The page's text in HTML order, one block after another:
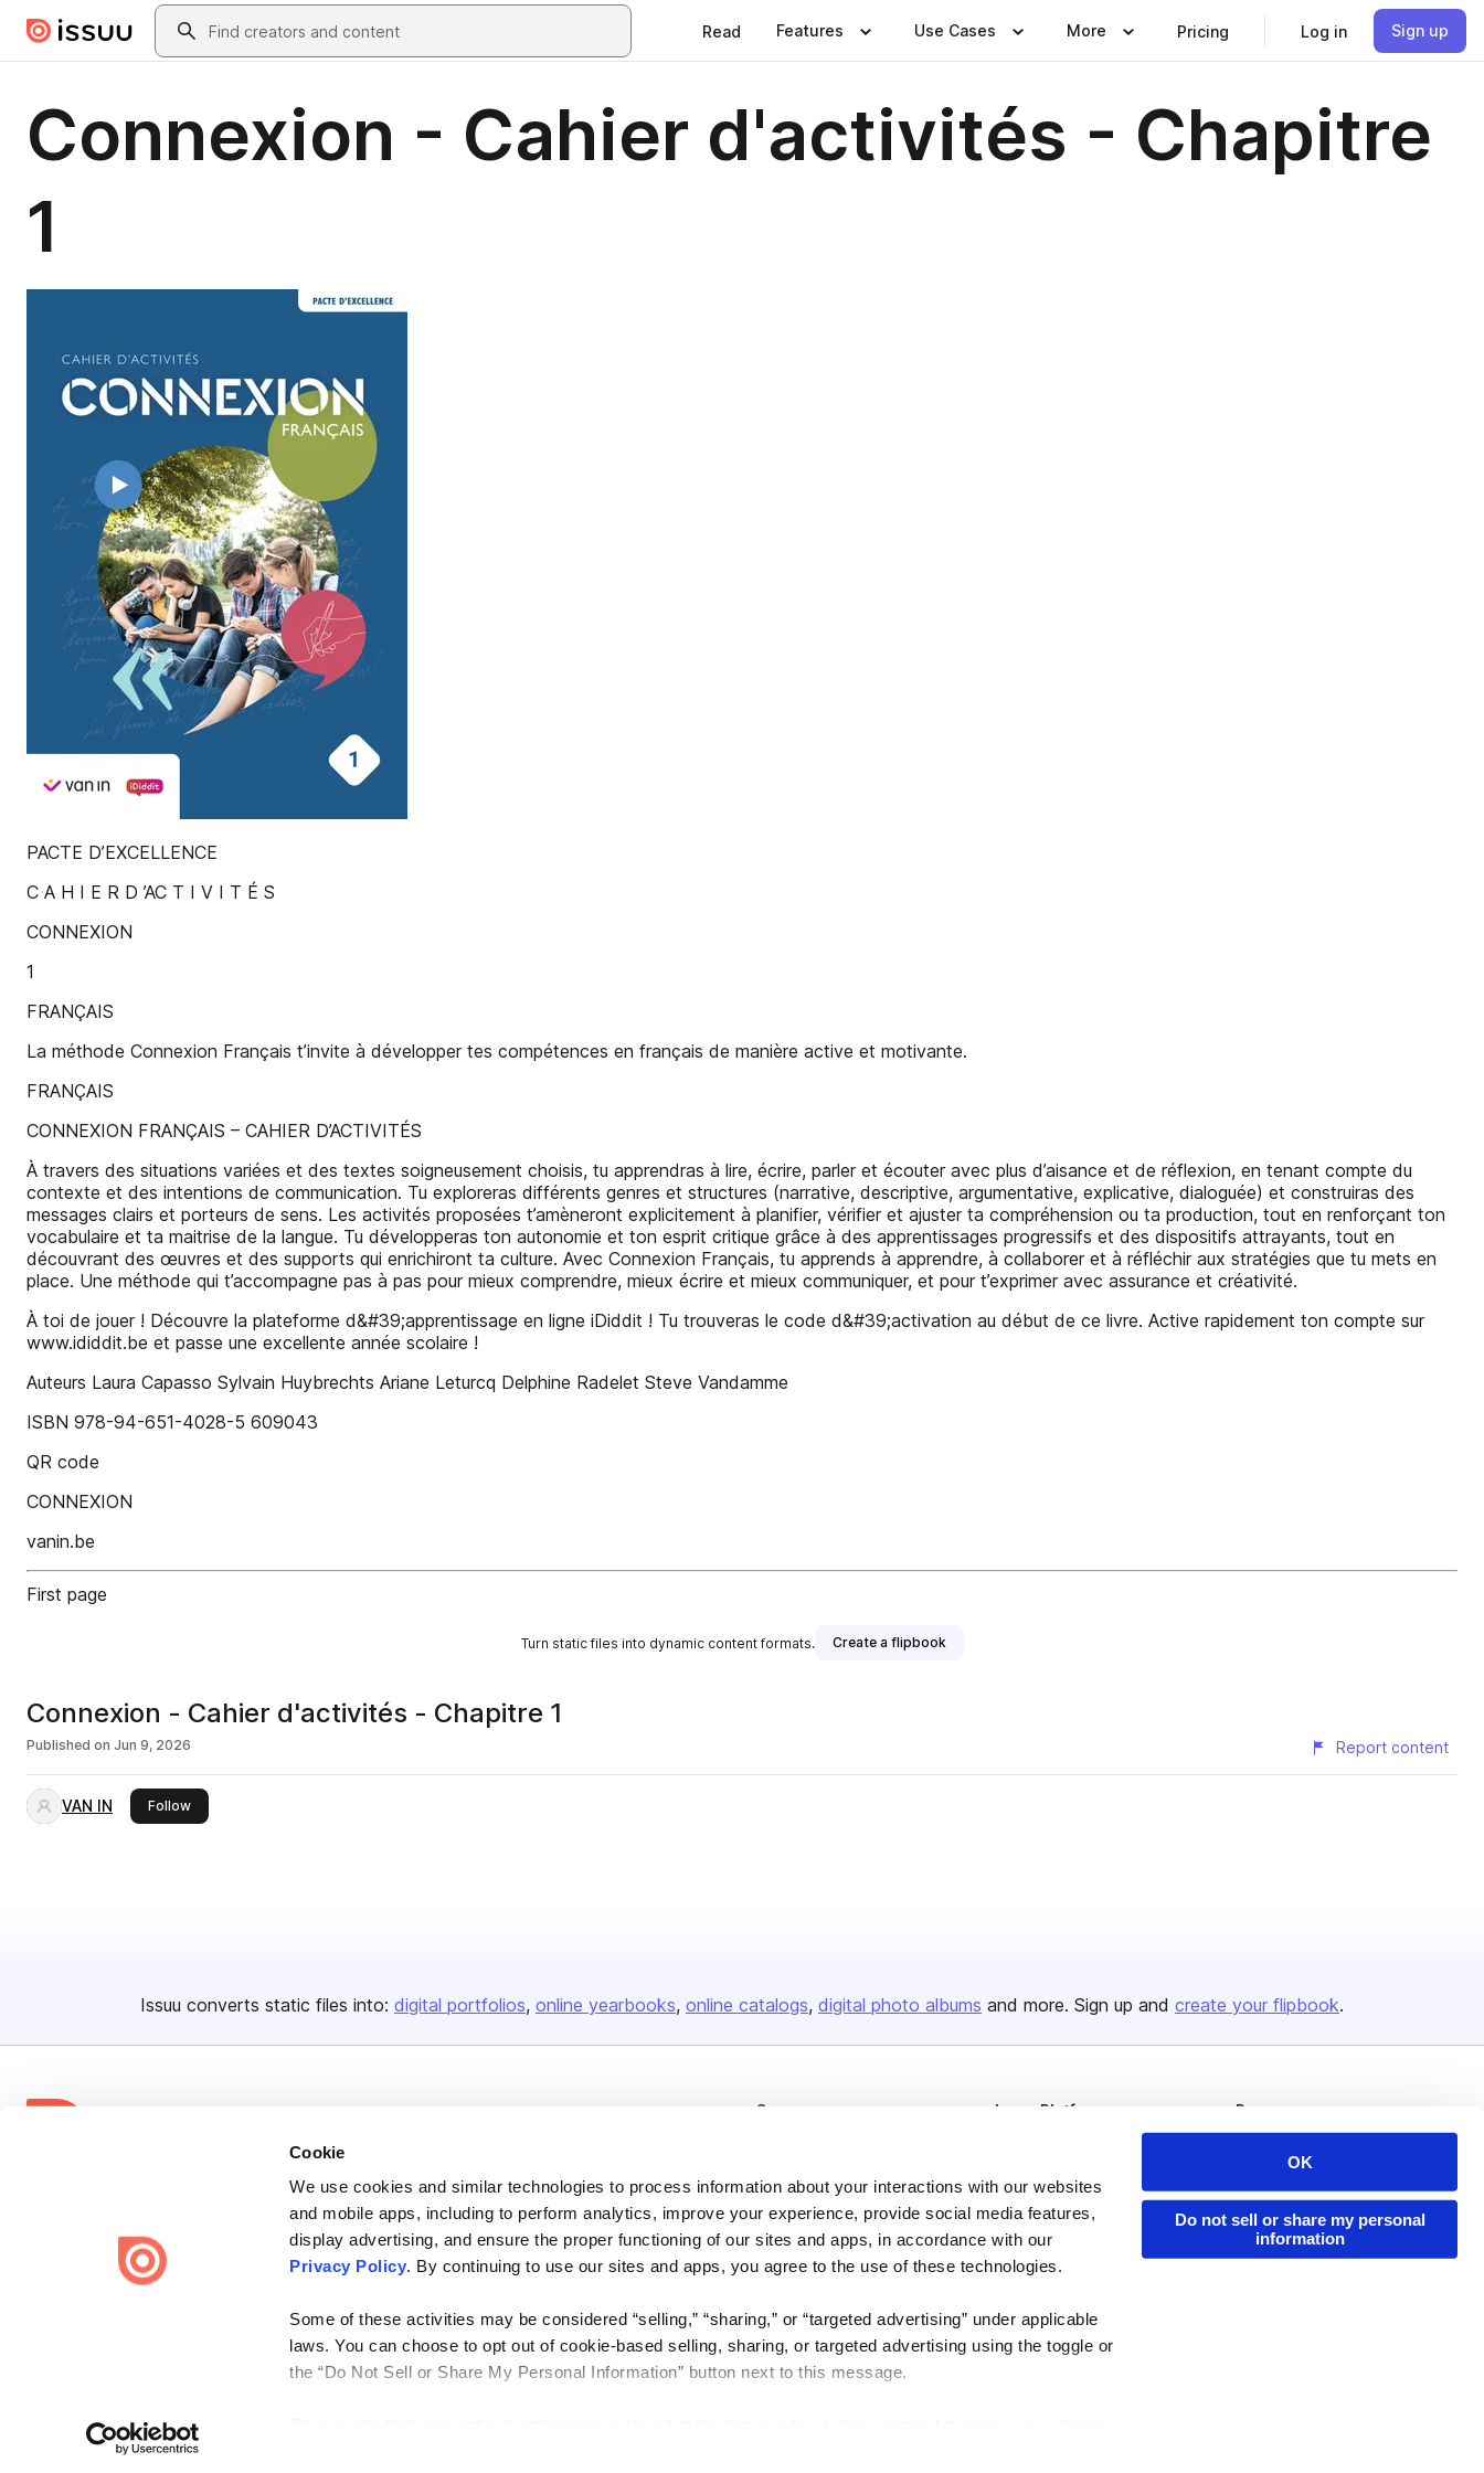
Cookie
We use cookies and similar technologies to process information about your interactions with our websites
and mobile apps, including to perform analytics, improve your experience, provide social media features,
display advertising, and ensure the proper functioning of our sites and apps, in accordance with our
Privacy Policy. By continuing to use our sites and apps, you agree to the use of these technologies.
Some of these activities may be considered “selling,” “sharing,” or “targeted advertising” under applicable
laws. You can choose to opt out of cookie-based selling, sharing, or targeted advertising using the toggle or
the “Do Not Sell or Share My Personal Information” button next to this message.
OK
Do not sell or share my personal
information
Skip to main contentSearch
Read Features Use Cases More Pricing Log in Sign up
Connexion - Cahier d'activités - Chapitre
1
PACTE D’EXCELLENCE
C A H I E R D ’AC T I V I T É S
CONNEXION
1
FRANÇAIS
La méthode Connexion Français t’invite à développer tes compétences en français de manière active et motivante.
FRANÇAIS
CONNEXION FRANÇAIS – CAHIER D’ACTIVITÉS
À travers des situations variées et des textes soigneusement choisis, tu apprendras à lire, écrire, parler et écouter avec plus d’aisance et de réflexion, en tenant compte du
contexte et des intentions de communication. Tu exploreras différents genres et structures (narrative, descriptive, argumentative, explicative, dialoguée) et construiras des
messages clairs et porteurs de sens. Les activités proposées t’amèneront explicitement à planifier, vérifier et ajuster ta compréhension ou ta production, tout en renforçant ton
vocabulaire et ta maitrise de la langue. Tu développeras ton autonomie et ton esprit critique grâce à des apprentissages progressifs et des dispositifs attrayants, tout en
découvrant des œuvres et des supports qui enrichiront ta culture. Avec Connexion Français, tu apprends à apprendre, à collaborer et à réfléchir aux stratégies que tu mets en
place. Une méthode qui t’accompagne pas à pas pour mieux comprendre, mieux écrire et mieux communiquer, et pour t’exprimer avec assurance et créativité.
À toi de jouer ! Découvre la plateforme d&#39;apprentissage en ligne iDiddit ! Tu trouveras le code d&#39;activation au début de ce livre. Active rapidement ton compte sur
www.ididdit.be et passe une excellente année scolaire !
Auteurs Laura Capasso Sylvain Huybrechts Ariane Leturcq Delphine Radelet Steve Vandamme
ISBN 978-94-651-4028-5 609043
QR code
CONNEXION
vanin.be
First page
Turn static files into dynamic content formats. Create a flipbook
Connexion - Cahier d'activités - Chapitre 1
Published on Jun 9, 2026 Report content
VAN IN Followthis publisher
Issuu converts static files into: digital portfolios online yearbooks online catalogs digital photo albums and more. Sign up and create your flipbook.
share everywhere.
Issuu turns PDFs and other files into interactive flipbooks and
engaging content for every channel.
Company
Careers
Plans & Pricing
Issuu Platform
Features
Flipbook
Industries
Resources
Redeem Code
Privacy Law Enforcement